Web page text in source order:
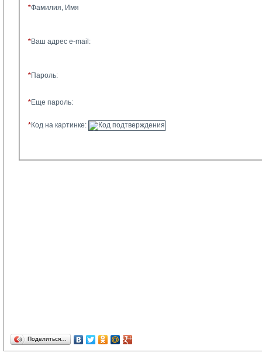
*Фамилия, Имя
*Ваш адрес e-mail:
*Пароль:
*Еще пароль:
*Код на картинке:
Поделиться…